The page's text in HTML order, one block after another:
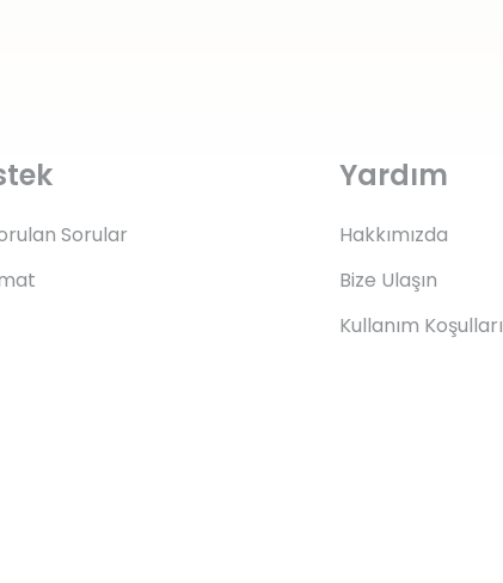
Sorular
Yardım
Hakkımızda
Bize Ulaşın
Kullanım Koşulları